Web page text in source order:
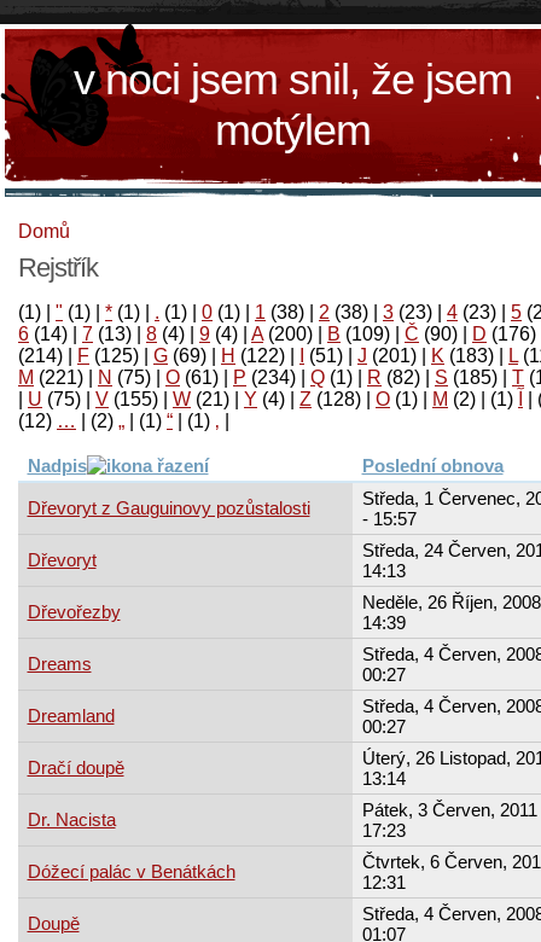
v noci jsem snil, že jsem
motýlem
Domů
Rejstřík
(1) " (1) * (1) . (1) 0 (1) 1 (38) 2 (38) 3 (23) 4 (23) 5
6 (14) 7 (13) 8 (4) 9 (4) A(200) B (109) Č (90) D (176)
(214)
F (125) G (69) H (122) (51) J (201) K (183) L
M (221) N (75) O (61) P (234) Q (1) R (82) S (185) T
U (75) V (155) W (21) Y (4) Z (128) Ο (1) М (2)
(1)
‚
(1)
“
(1)
„
(2)
…
(12)
Nadpis Poslední obnova
Dřevoryt z Gauguinovy pozůstalosti
Středa, 1 Červenec,
- 15:57
Dřevoryt
Středa, 24 Červen,
14:13
Dřevořezby
Neděle, 26 Říjen,
14:39
Dreams
Středa, 4 Červen,
00:27
Dreamland
Středa, 4 Červen,
00:27
Dračí doupě
Úterý, 26 Listopad,
13:14
Dr. Nacista
Pátek, 3 Červen, 2011
17:23
Dóžecí palác v Benátkách
Čtvrtek, 6 Červen,
12:31
Doupě
Středa, 4 Červen,
01:07